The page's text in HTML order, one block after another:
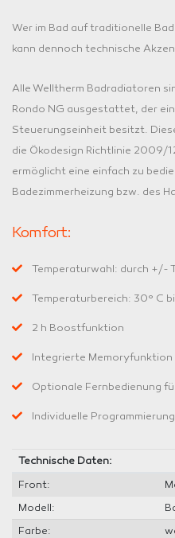
Wer im Bad auf traditionelle
kann dennoch technische
Alle Welltherm Badradiatoren
Rondo NG ausgestattet, der
Steuerungseinheit besitzt.
die Ökodesign Richtlinie 2009/
ermöglicht eine einfach zu
Badezimmerheizung bzw. des
Komfort:
Temperaturwahl: durch +/-
Temperaturbereich: 30° C
2 h Boostfunktion
Integrierte Memoryfunktion
Optionale Fernbedienung
Individuelle Programmierung
Technische Daten:
Front:
Modell:
Farbe: